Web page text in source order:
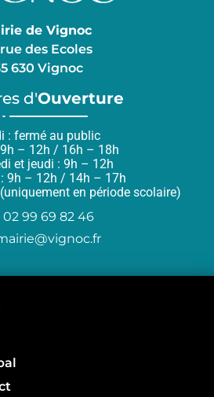
de Vignoc
rue des Ecoles
630 Vignoc
d'Ouverture
: fermé au public
– 12h / 16h – 18h
et jeudi : 9h – 12h
9h – 12h / 14h – 17h
en période scolaire)
02 99 69 82 46